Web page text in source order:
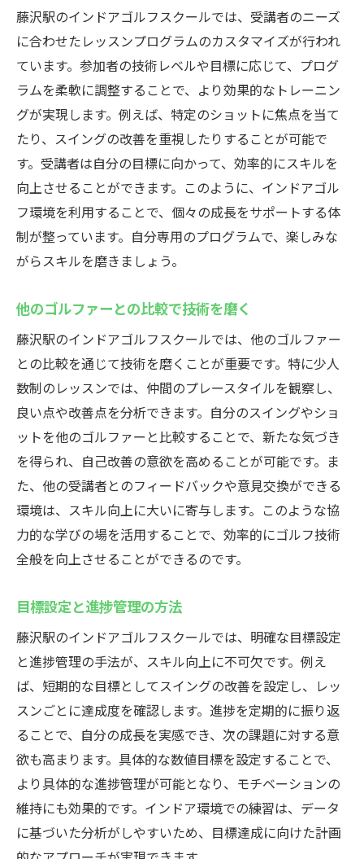
インストラクターの活用法
スキルアップに必要な練習頻度
スキルを客観的に評価する
上達のためのデータ分析
インドアゴルフで得られる成果
藤沢駅のインドアゴルフスクールで実現する上
達の秘訣
個人に合わせたトレーニング
上達を促すメンタルサポート
最新技術でのスイング分析
自主練習の充実度を高める
仲間との交流でモチベーションを高める
藤沢駅のインドアゴルフスクールでは、受講者のニーズ
に合わせたレッスンプログラムのカスタマイズが行われ
ています。参加者の技術レベルや目標に応じて、プログ
ラムを柔軟に調整することで、より効果的なトレーニン
グが実現します。例えば、特定のショットに焦点を当て
たり、スイングの改善を重視したりすることが可能で
す。受講者は自分の目標に向かって、効率的にスキルを
向上させることができます。このように、インドアゴル
フ環境を利用することで、個々の成長をサポートする体
制が整っています。自分専用のプログラムで、楽しみな
がらスキルを磨きましょう。
他のゴルファーとの比較で技術を磨く
藤沢駅のインドアゴルフスクールでは、他のゴルファー
との比較を通じて技術を磨くことが重要です。特に少人
数制のレッスンでは、仲間のプレースタイルを観察し、
良い点や改善点を分析できます。自分のスイングやショ
ットを他のゴルファーと比較することで、新たな気づき
を得られ、自己改善の意欲を高めることが可能です。ま
た、他の受講者とのフィードバックや意見交換ができる
環境は、スキル向上に大いに寄与します。このような協
力的な学びの場を活用することで、効率的にゴルフ技術
全般を向上させることができるのです。
目標設定と進捗管理の方法
藤沢駅のインドアゴルフスクールでは、明確な目標設定
と進捗管理の手法が、スキル向上に不可欠です。例え
ば、短期的な目標としてスイングの改善を設定し、レッ
スンごとに達成度を確認します。進捗を定期的に振り返
ることで、自分の成長を実感でき、次の課題に対する意
欲も高まります。具体的な数値目標を設定することで、
より具体的な進捗管理が可能となり、モチベーションの
維持にも効果的です。インドア環境での練習は、データ
に基づいた分析がしやすいため、目標達成に向けた計画